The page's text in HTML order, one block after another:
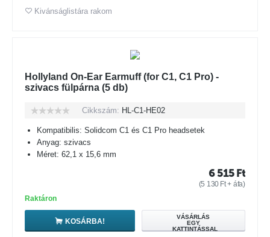
Kivánságlistára rakom
Hollyland On-Ear Earmuff (for C1, C1 Pro) -
szivacs fülpárna (5 db)
Cikkszám: HL-C1-HE02
Kompatibilis: Solidcom C1 és C1 Pro headsetek
Anyag: szivacs
Méret: 62,1 x 15,6 mm
6 515 Ft
(5 130 Ft+ áfa)
Raktáron
KOSÁRBA!
VÁSÁRLÁS
EGY
KATTINTÁSSAL